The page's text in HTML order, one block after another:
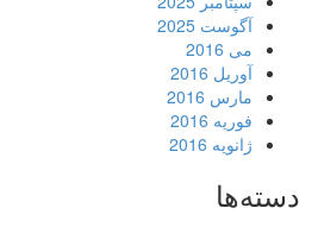
آگوست 2025
می 2016
آوریل 2016
مارس 2016
فوریه 2016
ژانویه 2016
دسته‌ها